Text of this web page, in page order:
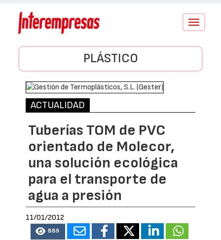
Conmutar
PLÁSTICO
ACTUALIDAD
Tuberías TOM de PVC
orientado de Molecor,
una solución ecológica
para el transporte de
agua a presión
11/01/2012
889